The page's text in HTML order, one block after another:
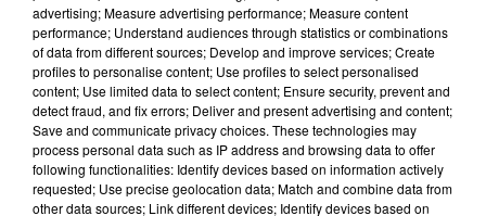
advertising; Measure advertising performance; Measure content
performance; Understand audiences through statistics or combinations
of data from different sources; Develop and improve services; Create
profiles to personalise content; Use profiles to select personalised
content; Use limited data to select content; Ensure security, prevent and
detect fraud, and fix errors; Deliver and present advertising and content;
Save and communicate privacy choices. These technologies may
process personal data such as IP address and browsing data to offer
following functionalities: Identify devices based on information actively
requested; Use precise geolocation data; Match and combine data from
other data sources; Link different devices; Identify devices based on